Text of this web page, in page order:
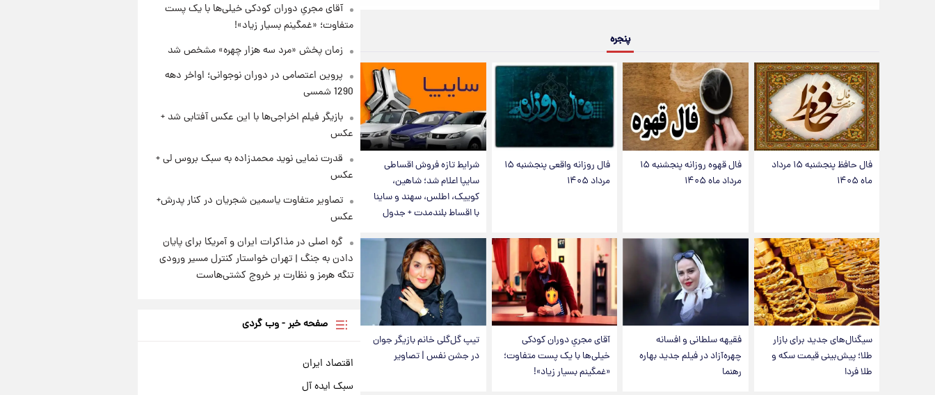
پنجره
فال حافظ پنجشنبه ۱۵ مرداد
ماه ۱۴۰۵
فال قهوه روزانه پنجشنبه ۱۵
مرداد ماه ۱۴۰۵
فال روزانه واقعی پنجشنبه ۱۵
مرداد ۱۴۰۵
شرایط تازه فروش اقساطی
سایپا اعلام شد؛ شاهین،
کوییک، اطلس، سهند و ساینا
با اقساط بلندمدت + جدول
سیگنال‌های جدید برای بازار
طلا؛ پیش‌بینی قیمت سکه و
طلا فردا
فقیهه سلطانی و افسانه
چهره‌آزاد در فیلم جدید بهاره
رهنما
آقای مجریِ دوران کودکی
خیلی‌ها با یک پست متفاوت؛
«غمگینم بسیار زیاد»!
تیپ گل‌گلی خانم بازیگر جوان
در جشن نفس | تصاویر
آقای مجریِ دوران کودکی خیلی‌ها با یک پست
متفاوت؛ «غمگینم بسیار زیاد»!
زمان پخش «مرد سه هزار چهره» مشخص شد
پروین اعتصامی در دوران نوجوانی؛ اواخر دهه
1290 شمسی
بازیگر فیلم اخراجی‌ها با این عکس آفتابی شد +
عکس
قدرت نمایی نوید محمدزاده به سبک بروس لی +
عکس
تصاویر متفاوت یاسمین شجریان در کنار پدرش+
عکس
گره اصلی در مذاکرات ایران و آمریکا برای پایان
دادن به جنگ | تهران خواستار کنترل مسیر ورودی
تنگه هرمز و نظارت بر خروج کشتی‌هاست
صفحه خبر - وب گردی
اقتصاد ایران
سبک ایده آل